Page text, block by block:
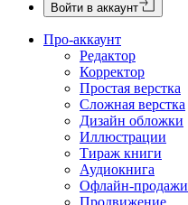
Войти в аккаунт
Про-аккаунт
Редактор
Корректор
Простая верстка
Сложная верстка
Дизайн обложки
Иллюстрации
Тираж книги
Аудиокнига
Офлайн-продажи
Продвижение